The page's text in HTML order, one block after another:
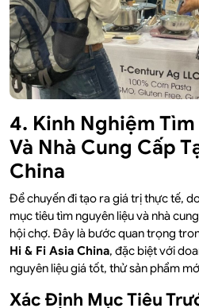
4. Kinh Nghiệm
Và Nhà Cung Cấp
China
Để chuyến đi tạo ra giá trị thực tế,
mục tiêu tìm nguyên liệu và nhà
hội chợ. Đây là bước quan trọng
Hi & Fi Asia China, đặc biệt với
nguyên liệu giá tốt, thử sản phẩm
Xác Định Mục Tiêu